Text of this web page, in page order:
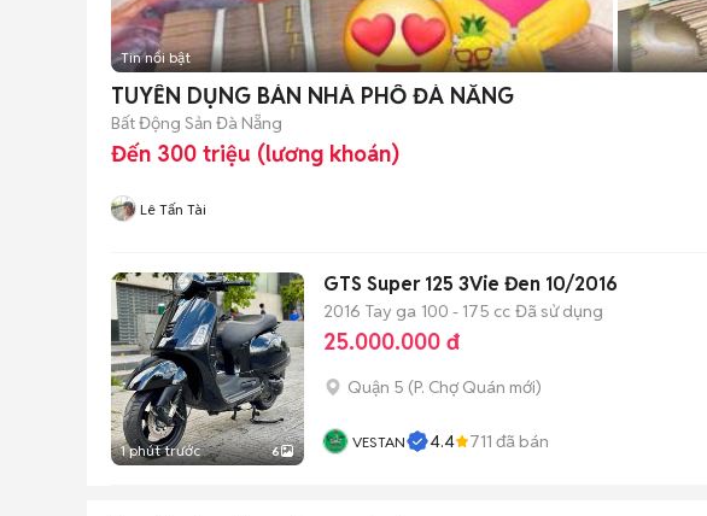
Tin nổi bật
TUYỂN DỤNG BÁN NHÀ PHỐ ĐÀ NẴNG
Bất Động Sản Đà Nẵng
Đến 300 triệu (lương khoán)
Lê Tấn Tài
1 phút trước 6
GTS Super 125 3Vie Đen 10/2016
2016 Tay ga 100 - 175 cc Đã sử dụng
25.000.000 đ
Quận 5 (P. Chợ Quán mới)
VESTAN 4.4 711 đã bán